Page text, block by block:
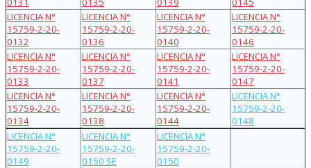
LICENCIA N°
15759-2-20-
0132
LICENCIA N°
15759-2-20-
0136
LICENCIA N°
15759-2-20-
0140
LICENCIA N°
15759-2-20-
0146
LICENCIA N°
15759-2-20-
0133
LICENCIA N°
15759-2-20-
0137
LICENCIA N°
15759-2-20-
0141
LICENCIA N°
15759-2-20-
0147
LICENCIA N°
15759-2-20-
0134
LICENCIA N°
15759-2-20-
0138
LICENCIA N°
15759-2-20-
0144
LICENCIA N°
15759-2-20-
0148
LICENCIA N°
15759-2-20-
0149
LICENCIA N°
15759-2-20-
0150 SE
LICENCIA N°
15759-2-20-
0150